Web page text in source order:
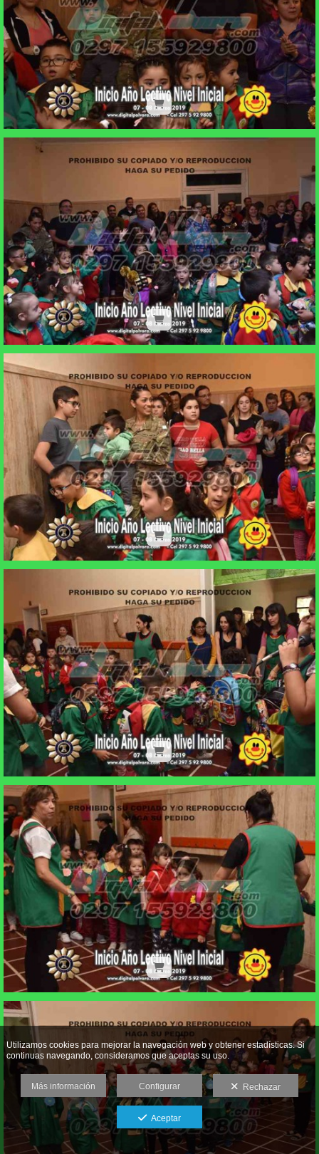
Utilizamos cookies para mejorar la navegación web y obtener estadísticas. Si
continuas navegando, consideramos que aceptas su uso.
Más información Configurar Rechazar
Aceptar